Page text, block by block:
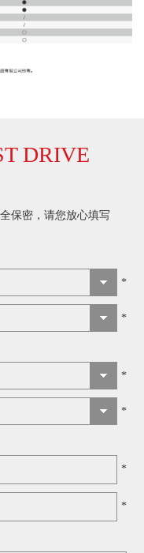
DRIVE
保密，请您放心填写
*
*
*
*
*
*